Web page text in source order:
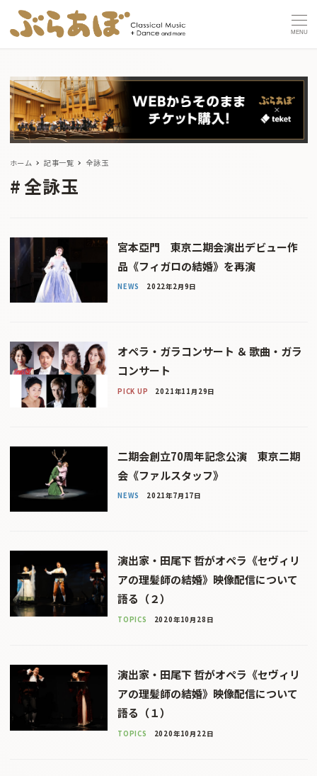
MENU
ホーム 記事一覧 全詠玉
全詠玉
宮本亞門 東京二期会演出デビュー作
品《フィガロの結婚》を再演
NEWS 2022年2月9日
オペラ・ガラコンサート ＆ 歌曲・ガラ
コンサート
PICK UP 2021年11月29日
二期会創立70周年記念公演 東京二期
会《ファルスタッフ》
NEWS 2021年7月17日
演出家・田尾下 哲がオペラ《セヴィリ
アの理髪師の結婚》映像配信について
語る（２）
TOPICS 2020年10月28日
演出家・田尾下 哲がオペラ《セヴィリ
アの理髪師の結婚》映像配信について
語る（１）
TOPICS 2020年10月22日